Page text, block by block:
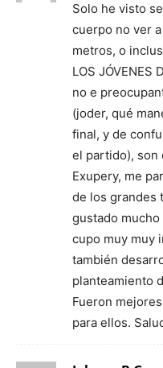
Solo he visto
cuerpo no ver
metros, o
LOS JÓVENES
no e
(joder, qué
final, y de
el partido), son
Exupery, me
de los grandes
gustado
cupo muy muy
también
planteamiento
Fueron
para ellos.